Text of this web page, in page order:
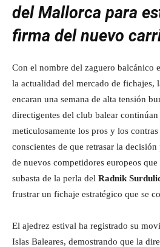
del Mallorca para
firma del nuevo
Con el nombre del zaguero balcánico
la actualidad del mercado de fichajes,
encaran una semana de alta tensión
directigentes del club balear
meticulosamente los pros y los
conscientes de que retrasar la
de nuevos competidores europeos
subasta de la perla del Radnik
frustrar un fichaje estratégico que se
El ajedrez estival ha registrado su
Islas Baleares, demostrando que la